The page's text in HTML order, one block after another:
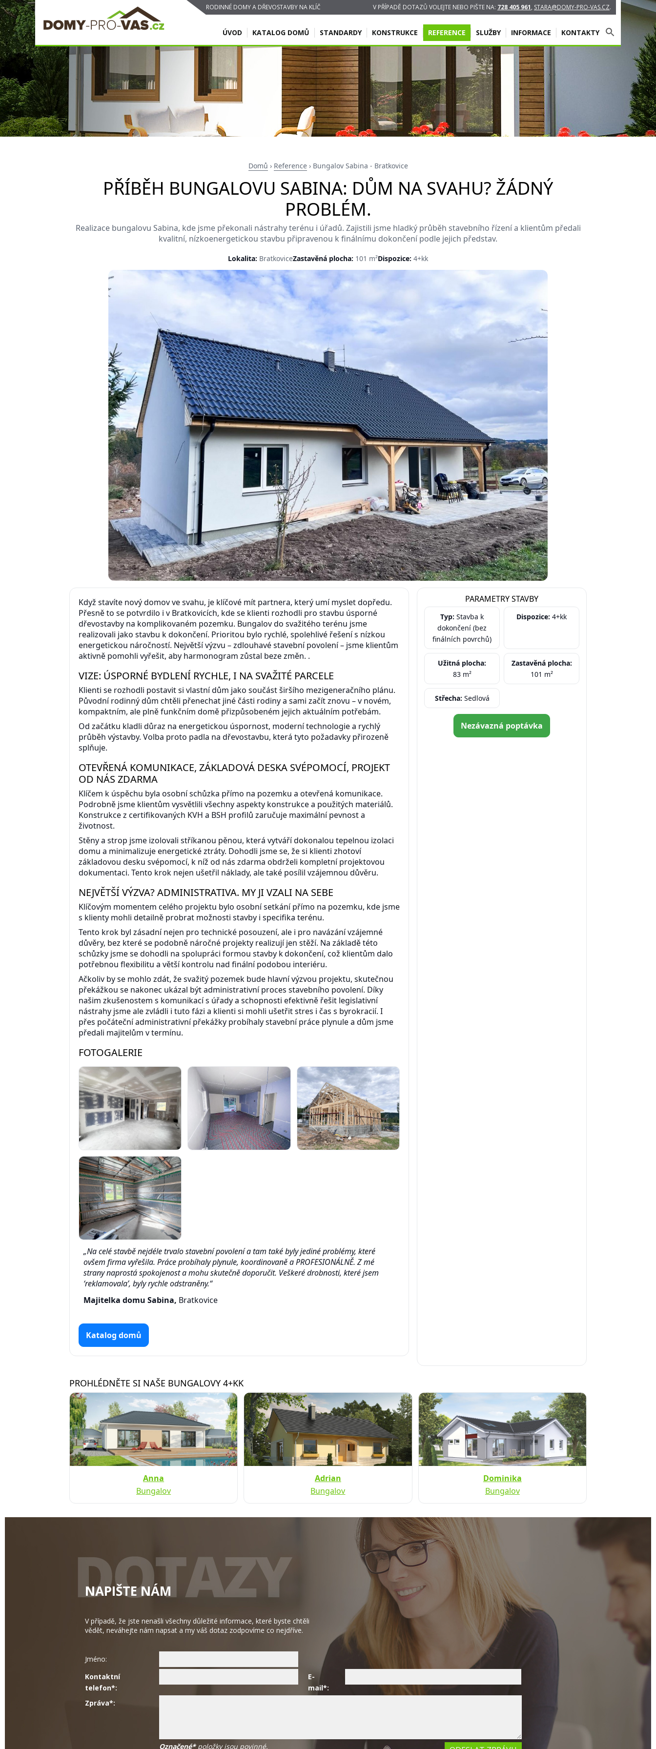
RODINNÉ DOMY A DŘEVOSTAVBY NA KLÍČ V PŘÍPADĚ DOTAZŮ VOLEJTE NEBO PIŠTE NA: 728 405 961, STARA@DOMY-PRO-VAS.CZ.
ÚVOD KATALOG DOMŮ STANDARDY KONSTRUKCE REFERENCE SLUŽBY INFORMACE KONTAKTY
Domů › Reference› Bungalov Sabina - Bratkovice
PŘÍBĚH BUNGALOVU SABINA: DŮM NA SVAHU? ŽÁDNÝ
PROBLÉM.
Realizace bungalovu Sabina, kde jsme překonali nástrahy terénu i úřadů. Zajistili jsme hladký průběh stavebního řízení a klientům předali
kvalitní, nízkoenergetickou stavbu připravenou k finálnímu dokončení podle jejich představ.
Lokalita: BratkoviceZastavěná plocha: 101 m²Dispozice: 4+kk
Když stavíte nový domov ve svahu, je klíčové mít partnera, který umí myslet dopředu.
Přesně to se potvrdilo i v Bratkovicích, kde se klienti rozhodli pro stavbu úsporné
dřevostavby na komplikovaném pozemku. Bungalov do svažitého terénu jsme
realizovali jako stavbu k dokončení. Prioritou bylo rychlé, spolehlivé řešení s nízkou
energetickou náročností. Největší výzvu – zdlouhavé stavební povolení – jsme klientům
aktivně pomohli vyřešit, aby harmonogram zůstal beze změn. .
VIZE: ÚSPORNÉ BYDLENÍ RYCHLE, I NA SVAŽITÉ PARCELE
Klienti se rozhodli postavit si vlastní dům jako součást širšího mezigeneračního plánu.
Původní rodinný dům chtěli přenechat jiné části rodiny a sami začít znovu – v novém,
kompaktním, ale plně funkčním domě přizpůsobeném jejich aktuálním potřebám.
Od začátku kladli důraz na energetickou úspornost, moderní technologie a rychlý
průběh výstavby. Volba proto padla na dřevostavbu, která tyto požadavky přirozeně
splňuje.
OTEVŘENÁ KOMUNIKACE, ZÁKLADOVÁ DESKA SVÉPOMOCÍ, PROJEKT
OD NÁS ZDARMA
Klíčem k úspěchu byla osobní schůzka přímo na pozemku a otevřená komunikace.
Podrobně jsme klientům vysvětlili všechny aspekty konstrukce a použitých materiálů.
Konstrukce z certifikovaných KVH a BSH profilů zaručuje maximální pevnost a
životnost.
Stěny a strop jsme izolovali stříkanou pěnou, která vytváří dokonalou tepelnou izolaci
domu a minimalizuje energetické ztráty. Dohodli jsme se, že si klienti zhotoví
základovou desku svépomocí, k níž od nás zdarma obdrželi kompletní projektovou
dokumentaci. Tento krok nejen ušetřil náklady, ale také posílil vzájemnou důvěru.
NEJVĚTŠÍ VÝZVA? ADMINISTRATIVA. MY JI VZALI NA SEBE
Klíčovým momentem celého projektu bylo osobní setkání přímo na pozemku, kde jsme
s klienty mohli detailně probrat možnosti stavby i specifika terénu.
Tento krok byl zásadní nejen pro technické posouzení, ale i pro navázání vzájemné
důvěry, bez které se podobně náročné projekty realizují jen stěží. Na základě této
schůzky jsme se dohodli na spolupráci formou stavby k dokončení, což klientům dalo
potřebnou flexibilitu a větší kontrolu nad finální podobou interiéru.
Ačkoliv by se mohlo zdát, že svažitý pozemek bude hlavní výzvou projektu, skutečnou
překážkou se nakonec ukázal být administrativní proces stavebního povolení. Díky
našim zkušenostem s komunikací s úřady a schopnosti efektivně řešit legislativní
nástrahy jsme ale zvládli i tuto fázi a klienti si mohli ušetřit stres i čas s byrokracií. I
přes počáteční administrativní překážky probíhaly stavební práce plynule a dům jsme
předali majitelům v termínu.
FOTOGALERIE
„Na celé stavbě nejdéle trvalo stavební povolení a tam také byly jediné problémy, které
ovšem firma vyřešila. Práce probíhaly plynule, koordinovaně a PROFESIONÁLNĚ. Z mé
strany naprostá spokojenost a mohu skutečně doporučit. Veškeré drobnosti, které jsem
‘reklamovala’, byly rychle odstraněny.“
Majitelka domu Sabina, Bratkovice
Katalog domů
PARAMETRY STAVBY
Typ: Stavba k
dokončení (bez
finálních povrchů)
Dispozice: 4+kk
Užitná plocha:
83 m²
Zastavěná plocha:
101 m²
Střecha: Sedlová
Nezávazná poptávka
PROHLÉDNĚTE SI NAŠE BUNGALOVY 4+KK
Anna
Bungalov
Adrian
Bungalov
Dominika
Bungalov
NAPIŠTE NÁM
V případě, že jste nenašli všechny důležité informace, které byste chtěli
vědět, neváhejte nám napsat a my váš dotaz zodpovíme co nejdříve.
Jméno:
Kontaktní
telefon*:
E-
mail*:
Zpráva*:
Označené*položky jsou povinné.